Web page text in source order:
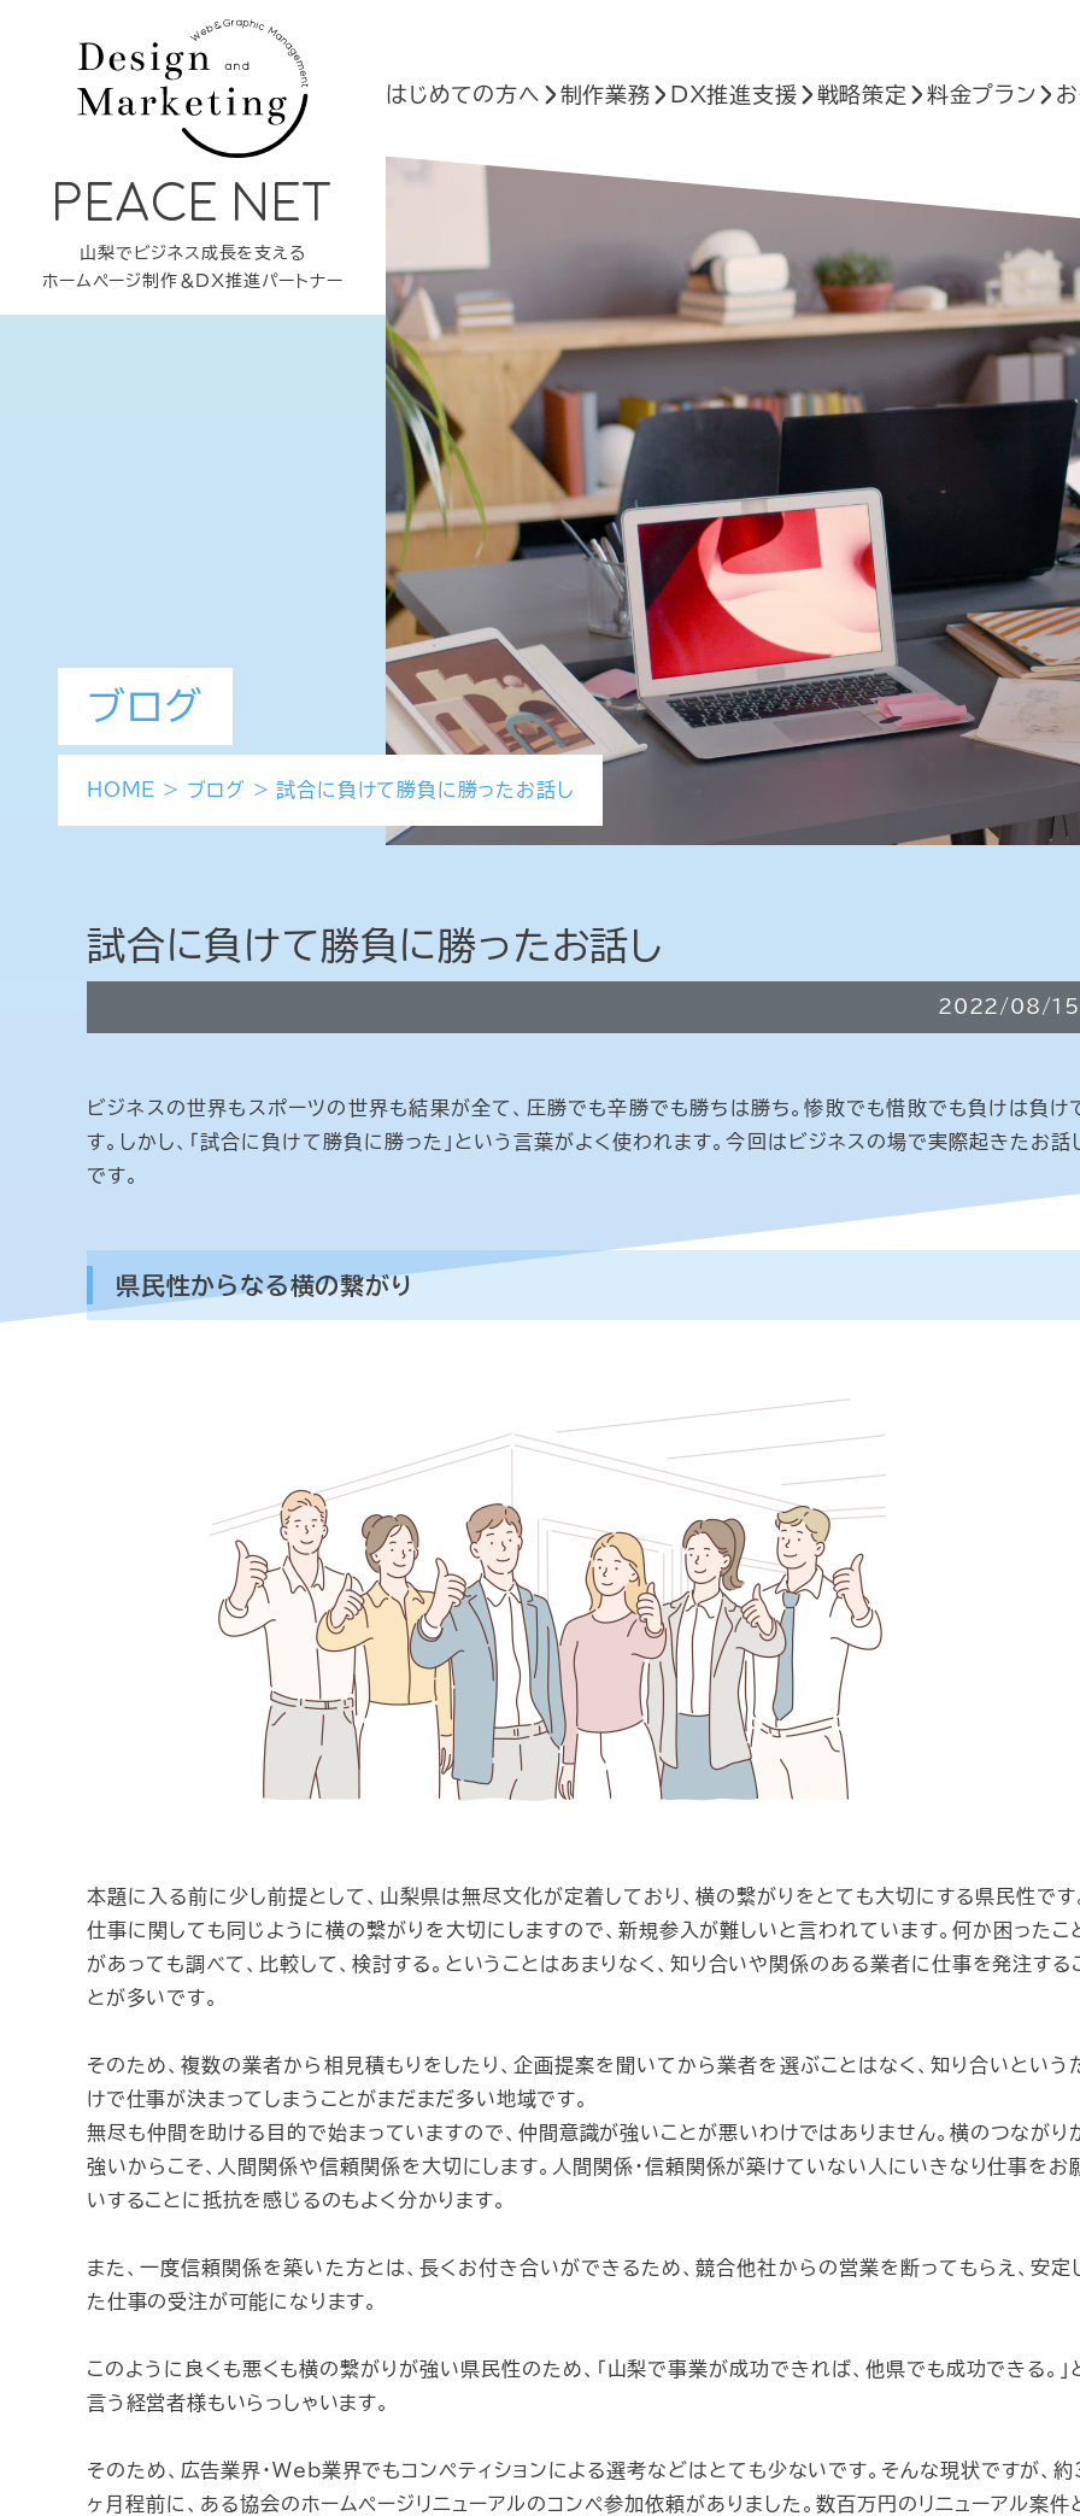
PEACE NET
山梨でビジネス成長を支える
ホームページ制作＆DX推進パートナー
はじめての方へ 制作業務 DX推進支援 戦略策定 料金プラン
ブログ
HOME > ブログ >試合に負けて勝負に勝ったお話し
試合に負けて勝負に勝ったお話し
2022/08/15
ビジネスの世界もスポーツの世界も結果が全て、圧勝でも辛勝でも勝ちは勝ち。惨敗でも惜敗でも負けは負け
す。しかし、「試合に負けて勝負に勝った」という言葉がよく使われます。今回はビジネスの場で実際起きたお話
です。
県民性からなる横の繋がり
本題に入る前に少し前提として、山梨県は無尽文化が定着しており、横の繋がりをとても大切にする県民性です
仕事に関しても同じように横の繋がりを大切にしますので、新規参入が難しいと言われています。何か困ったこ
があっても調べて、比較して、検討する。ということはあまりなく、知り合いや関係のある業者に仕事を発注する
とが多いです。
そのため、複数の業者から相見積もりをしたり、企画提案を聞いてから業者を選ぶことはなく、知り合いという
けで仕事が決まってしまうことがまだまだ多い地域です。
無尽も仲間を助ける目的で始まっていますので、仲間意識が強いことが悪いわけではありません。横のつながり
強いからこそ、人間関係や信頼関係を大切にします。人間関係・信頼関係が築けていない人にいきなり仕事をお
いすることに抵抗を感じるのもよく分かります。
また、一度信頼関係を築いた方とは、長くお付き合いができるため、競合他社からの営業を断ってもらえ、安定
た仕事の受注が可能になります。
このように良くも悪くも横の繋がりが強い県民性のため、「山梨で事業が成功できれば、他県でも成功できる。」
言う経営者様もいらっしゃいます。
そのため、広告業界・Web業界でもコンペティションによる選考などはとても少ないです。そんな現状ですが、
ヶ月程前に、ある協会のホームページリニューアルのコンペ参加依頼がありました。数百万円のリニューアル案件